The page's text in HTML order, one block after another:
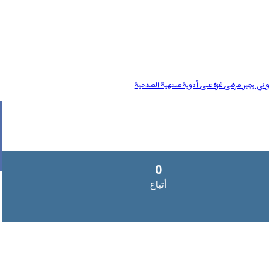
يجبر مرضى غزة على أدوية منتهية الصلاحية
0
أتباع